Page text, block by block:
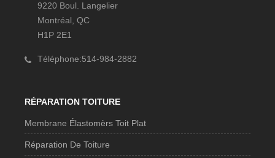
9220 Boul. Langelier
Montréal, QC
H1P 2E1
Téléphone:514-984-2882
RÉPARATION TOITURE
Membrane Élastomèrs Toit Plat
Réparation De Toiture